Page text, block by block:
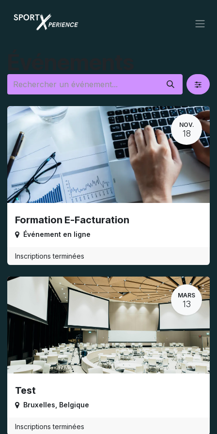
NOV.
18
Formation E-Facturation
Événement en ligne
Inscriptions terminées
MARS
13
Test
Bruxelles Belgique
Inscriptions terminées